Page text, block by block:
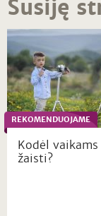
Susiję
REKOMENDUOJAME
Kodėl
žaisti?